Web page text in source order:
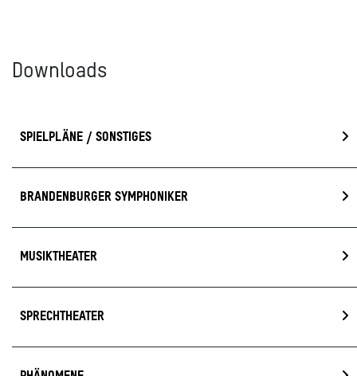
Downloads
SPIELPLÄNE / SONSTIGES
BRANDENBURGER SYMPHONIKER
MUSIKTHEATER
SPRECHTHEATER